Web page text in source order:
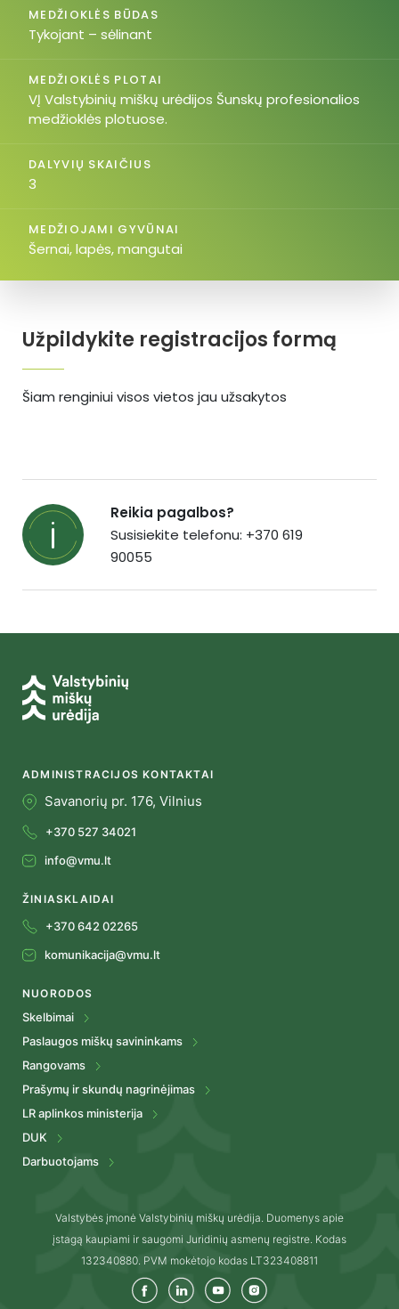
Užpildykite registracijos formą
Šiam renginiui visos vietos jau užsakytos
MEDŽIOKLĖS BŪDAS
Tykojant – sėlinant
MEDŽIOKLĖS PLOTAI
VĮ Valstybinių miškų urėdijos Šunskų profesionalios
medžioklės plotuose.
DALYVIŲ SKAIČIUS
3
MEDŽIOJAMI GYVŪNAI
Šernai, lapės, mangutai
Reikia pagalbos?
Susisiekite telefonu: +370 619
90055
ADMINISTRACIJOS KONTAKTAI
Savanorių pr. 176, Vilnius
+370 527 34021
info@vmu.lt
ŽINIASKLAIDAI
+370 642 02265
komunikacija@vmu.lt
NUORODOS
Skelbimai
Paslaugos miškų savininkams
Rangovams
Prašymų ir skundų nagrinėjimas
LR aplinkos ministerija
DUK
Darbuotojams
Valstybės įmonė Valstybinių miškų urėdija. Duomenys apie
įstagą kaupiami ir saugomi Juridinių asmenų registre. Kodas
132340880. PVM mokėtojo kodas LT323408811